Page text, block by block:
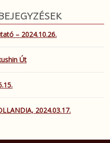
– 2024.10.26.
Út
2024.03.17.